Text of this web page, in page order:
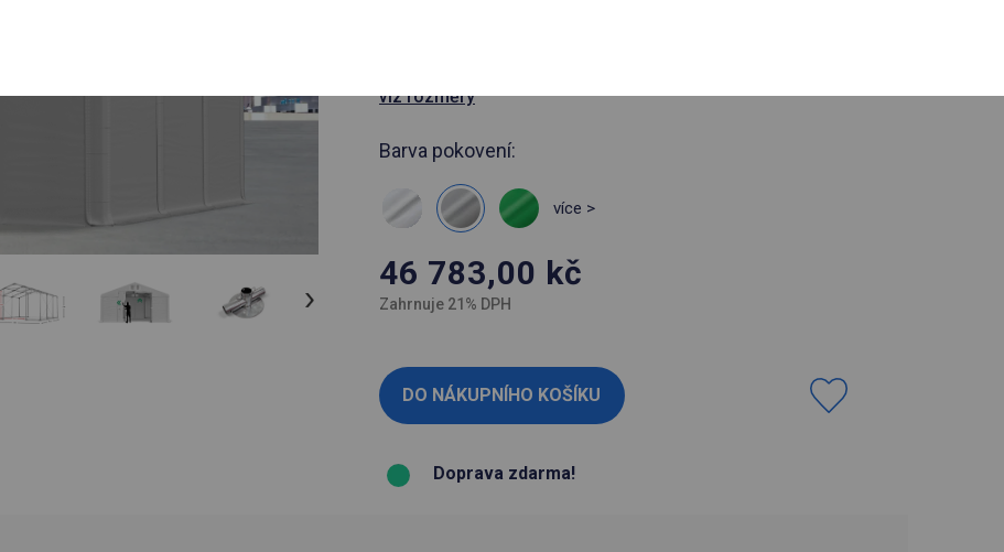
viz rozměry
Barva pokovení:
více >
46 783,00 kč
Zahrnuje 21% DPH
Doprava zdarma!